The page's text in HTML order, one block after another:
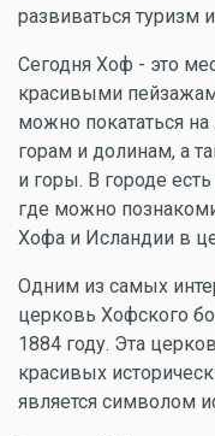
развиваться туризм
Сегодня Хоф - это
красивыми
можно покататься
горам и долинам, а
и горы. В городе
где можно
Хофа и Исландии в
Одним из самых
церковь Хофского
1884 году. Эта
красивых
является символом